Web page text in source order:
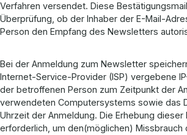
Verfahren versendet. Diese
Überprüfung, ob der Inhaber der E-Mail-
Person den Empfang des Newsletters
Bei der Anmeldung zum Newsletter
Internet-Service-Provider (ISP) vergebene
der betroffenen Person zum Zeitpunkt der
verwendeten Computersystems sowie das
Uhrzeit der Anmeldung. Die Erhebung dieser
erforderlich, um den(möglichen) Missbrauch